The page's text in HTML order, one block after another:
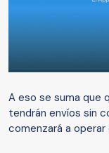
A eso se suma que
tendrán envíos sin
comenzará a